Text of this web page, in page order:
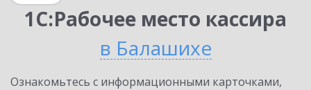
1С:Рабочее место кассира
в Балашихе
Ознакомьтесь с информационными карточками,